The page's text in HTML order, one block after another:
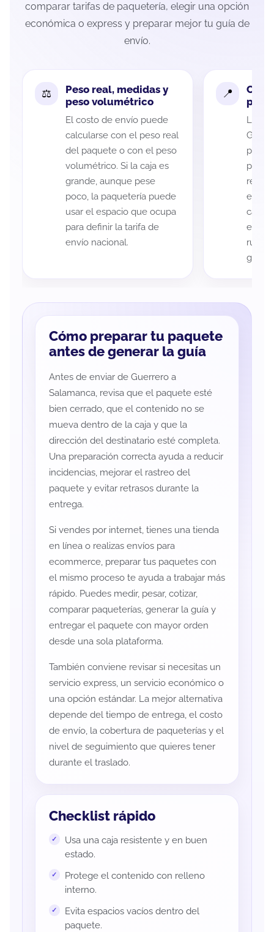
comparar tarifas de paquetería, elegir una opción
económica o express y preparar mejor tu guía de
envío.
Peso real, medidas y
peso volumétrico
El costo de envío puede
calcularse con el peso real
del paquete o con el peso
volumétrico. Si la caja es
grande, aunque pese
poco, la paquetería puede
usar el espacio que ocupa
para definir la tarifa de
envío nacional.
La
cada
es
ruta
guía
Cómo preparar tu paquete
antes de generar la guía
Antes de enviar de Guerrero a
Salamanca, revisa que el paquete esté
bien cerrado, que el contenido no se
mueva dentro de la caja y que la
dirección del destinatario esté completa.
Una preparación correcta ayuda a reducir
incidencias, mejorar el rastreo del
paquete y evitar retrasos durante la
entrega.
Si vendes por internet, tienes una tienda
en línea o realizas envíos para
ecommerce, preparar tus paquetes con
el mismo proceso te ayuda a trabajar más
rápido. Puedes medir, pesar, cotizar,
comparar paqueterías, generar la guía y
entregar el paquete con mayor orden
desde una sola plataforma.
También conviene revisar si necesitas un
servicio express, un servicio económico o
una opción estándar. La mejor alternativa
depende del tiempo de entrega, el costo
de envío, la cobertura de paqueterías y el
nivel de seguimiento que quieres tener
durante el traslado.
Checklist rápido
Usa una caja resistente y en buen
estado.
Protege el contenido con relleno
interno.
Evita espacios vacíos dentro del
paquete.